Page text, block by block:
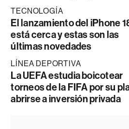
TECNOLOGÍA
El lanzamiento del iPhone
está cerca y estas son las
últimas novedades
LÍNEA DEPORTIVA
La UEFA estudia boicotear
torneos de la FIFA por su
abrirse a inversión privada